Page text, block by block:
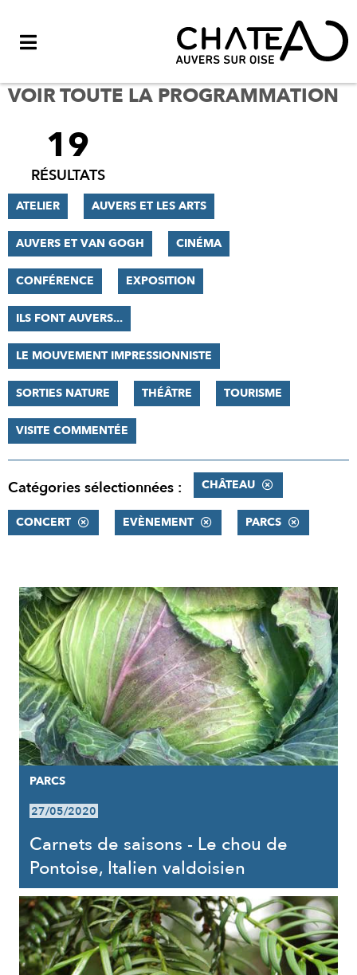
VOIR TOUTE LA PROGRAMMATION
FILTRER
RÉSULTATS
19
RÉSULTATS
ATELIER AUVERS ET LES ARTS
AUVERS ET VAN GOGH CINÉMA
CONFÉRENCE EXPOSITION
ILS FONT AUVERS...
LE MOUVEMENT IMPRESSIONNISTE
SORTIES NATURE THÉÂTRE TOURISME
VISITE COMMENTÉE
Catégories sélectionnées : CHÂTEAU
CONCERT EVÈNEMENT PARCS
RÉSULTATS
PARCS
27/05/2020
Carnets de saisons - Le chou de
Pontoise, Italien valdoisien